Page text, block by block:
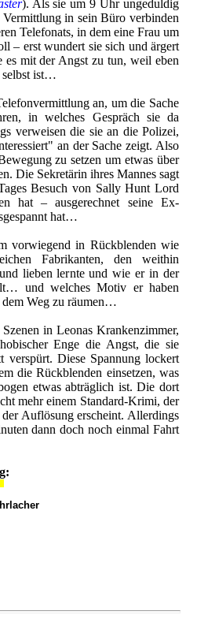
). Als sie um 9 Uhr ungeduldig
in sein Büro verbinden
Telefonats, in dem eine Frau um
– erst wundert sie sich und ärgert
es mit der Angst zu tun, weil eben
selbst ist…
an, um die Sache
in welches Gespräch sie da
verweisen die sie an die Polizei,
an der Sache zeigt. Also
zu setzen um etwas über
Die Sekretärin ihres Mannes sagt
Besuch von Sally Hunt Lord
hat – ausgerechnet seine Ex-
hat…
vorwiegend in Rückblenden wie
Fabrikanten, den weithin
lieben lernte und wie er in der
und welches Motiv er haben
dem Weg zu räumen…
in Leonas Krankenzimmer,
Enge die Angst, die sie
verspürt. Diese Spannung lockert
die Rückblenden einsetzen, was
etwas abträglich ist. Die dort
mehr einem Standard-Krimi, der
Auflösung erscheint. Allerdings
dann doch noch einmal Fahrt